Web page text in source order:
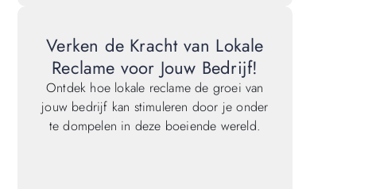
Verken de Kracht van Lokale
Reclame voor Jouw Bedrijf!
Ontdek hoe lokale reclame de groei van
jouw bedrijf kan stimuleren door je onder
te dompelen in deze boeiende wereld.